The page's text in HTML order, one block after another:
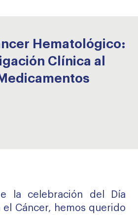
Hematológico:
Clínica al
la celebración del Día
el Cáncer, hemos querido